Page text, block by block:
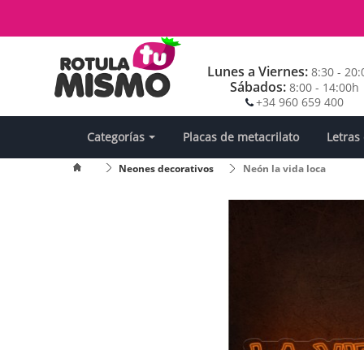
Lunes a Viernes:8:30 -
Sábados: 8:00 - 14:00h
+34 960 659 400
Categorías Placas de metacrilato Letras
Neones decorativos Neón la vida loca